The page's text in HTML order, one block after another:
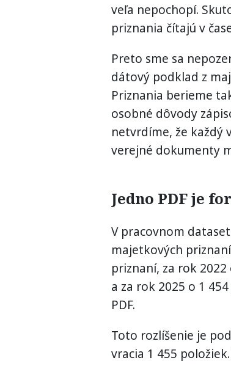
veľa nepochopí.
priznania čítajú v
Preto sme sa
dátový podklad z
Priznania berieme
osobné dôvody
netvrdíme, že každý
verejné dokumenty
Jedno PDF je
V pracovnom
majetkových
priznaní, za rok 2022
a za rok 2025 o 1
PDF.
Toto rozlíšenie je
vracia 1 455